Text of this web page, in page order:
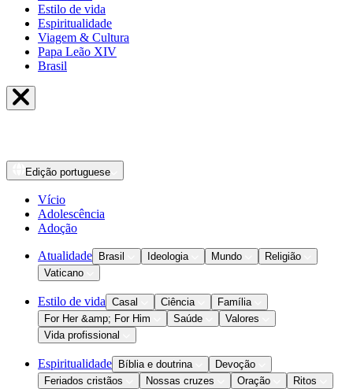
Estilo de vida
Espiritualidade
Viagem & Cultura
Papa Leão XIV
Brasil
Edição portuguese
Vício
Adolescência
Adoção
Atualidade Brasil Ideologia Mundo
Religião
Vaticano
Estilo de vida Casal Ciência
Família
For Her &amp; For Him
Saúde
Valores
Vida profissional
Espiritualidade Bíblia e doutrina
Devoção
Feriados cristãos
Nossas cruzes Oração
Ritos